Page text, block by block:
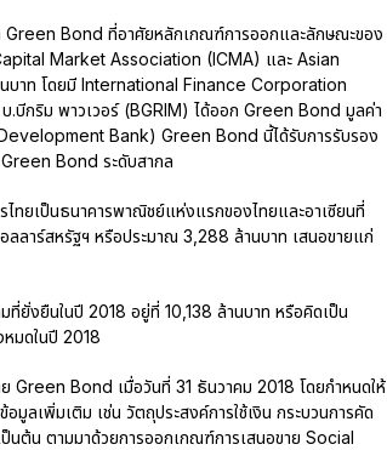
Green Bond ที่อาศัยหลักเกณฑ์การออกและลักษณะของ
Market Association (ICMA) และ Asian
บาท โดยมี International Finance Corporation
.บีกริม พาวเวอร์ (BGRIM) ได้ออก Green Bond มูลค่า
Bank) Green Bond นี้ได้รับการรับรอง
Bond ระดับสากล
ทยเป็นธนาคารพาณิชย์แห่งแรกของไทยและอาเซียนที่
ลาร์สหรัฐฯ หรือประมาณ 3,288 ล้านบาท เสนอขายแก่
ยั่งยืนในปี 2018 อยู่ที่ 10,138 ล้านบาท หรือคิดเป็น
หมดในปี 2018
Green Bond เมื่อวันที่ 31 ธันวาคม 2018 โดยกำหนดให้
ลเพิ่มเติม เช่น วัตถุประสงค์การใช้เงิน กระบวนการคัด
ป็นต้น ตามมาด้วยการออกเกณฑ์การเสนอขาย Social